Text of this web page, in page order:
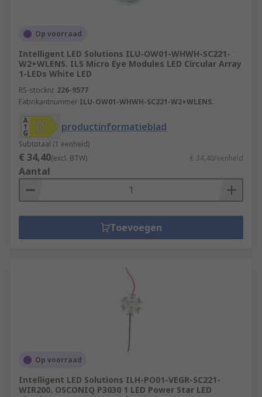
Op voorraad
Intelligent LED Solutions ILU-OW01-WHWH-SC221-
W2+WLENS. ILS Micro Eye Modules LED Circular Array
1-LEDs White LED
RS-stocknr. 226-9577
Fabrikantnummer ILU-OW01-WHWH-SC221-W2+WLENS.
productinformatieblad
Subtotaal (1 eenheid)
€ 34,40(excl. BTW) € 34,40/eenheid
Aantal
Toevoegen
Op voorraad
Intelligent LED Solutions ILH-PO01-VEGR-SC221-
WIR200. OSCONIQ P3030 1 LED Power Star LED